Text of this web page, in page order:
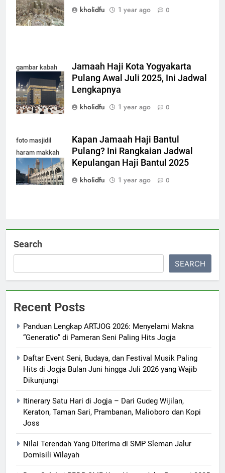
2025
kholidfu
1 year ago 0
gambar kabah
terbaru 2025
Jamaah Haji Kota Yogyakarta
Pulang Awal Juli 2025, Ini Jadwal
Lengkapnya
kholidfu
1 year ago 0
foto masjidil
haram makkah
terbaru
Kapan Jamaah Haji Bantul
Pulang? Ini Rangkaian Jadwal
Kepulangan Haji Bantul 2025
kholidfu
1 year ago 0
Search
SEARCH
Recent Posts
Panduan Lengkap ARTJOG 2026: Menyelami Makna
“Generatio” di Pameran Seni Paling Hits Jogja
Daftar Event Seni, Budaya, dan Festival Musik Paling
Hits di Jogja Bulan Juni hingga Juli 2026 yang Wajib
Dikunjungi
Itinerary Satu Hari di Jogja – Dari Gudeg Wijilan,
Keraton, Taman Sari, Prambanan, Malioboro dan Kopi
Joss
Nilai Terendah Yang Diterima di SMP Sleman Jalur
Domisili Wilayah